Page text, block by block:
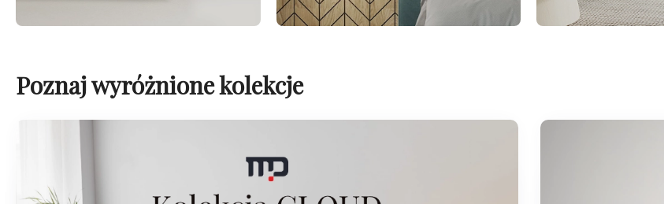
Poznaj wyróżnione kolekcje